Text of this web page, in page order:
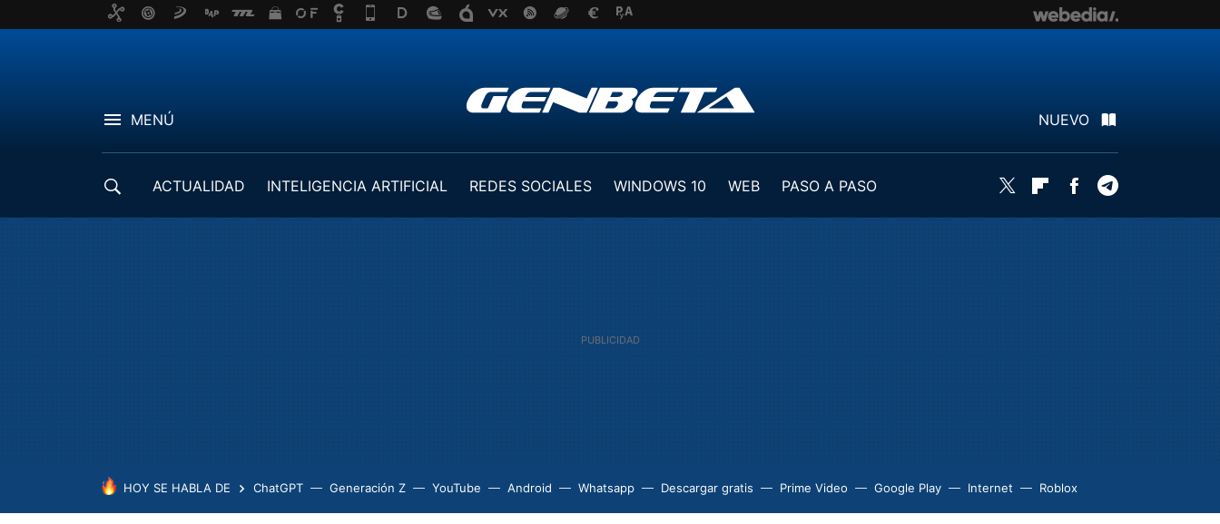
MENÚ NUEVO
ACTUALIDAD INTELIGENCIA ARTIFICIAL REDES SOCIALES WINDOWS 10 WEB
PASO A PASO
Twitter FlipboardFacebook
HOY SE HABLA DE ChatGPT Generación Z YouTube Android Whatsapp Descargar gratis Prime Video Google Play Internet Roblox